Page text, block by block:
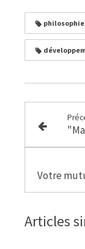
philosophie
Articles